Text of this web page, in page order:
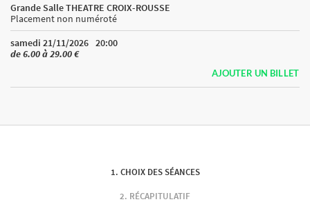
Grande Salle THEATRE CROIX-ROUSSE
Placement non numéroté
samedi 21/11/2026 20:00
de 6.00 à 29.00 €
AJOUTER UN BILLET
CHOIX DES SÉANCES
RÉCAPITULATIF